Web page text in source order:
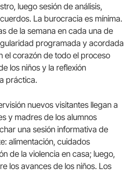
luego sesión de análisis,
La burocracia es mínima.
de la semana en cada una de
programada y acordada
el corazón de todo el proceso
los niños y la reflexión
práctica.
nuevos visitantes llegan a
y madres de los alumnos
una sesión informativa de
alimentación, cuidados
de la violencia en casa; luego,
los avances de los niños. Los